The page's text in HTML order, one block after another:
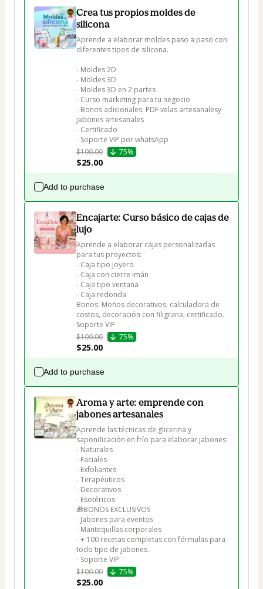
Crea tus propios moldes de
silicona
Aprende a elaborar moldes paso a paso con
diferentes tipos de silicona.
- Moldes 2D
- Moldes 3D
- Moldes 3D en 2 partes
- Curso marketing para tu negocio
- Bonos adicionales: PDF velas artesanalesy
jabones artesanales
- Certificado
- Soporte VIP por whatsApp
$100.00
75%
$25.00
Add to purchase
Encajarte: Curso básico de cajas de
lujo
Aprende a elaborar cajas personalizadas
para tus proyectos:
- Caja tipo joyero
- Caja con cierre imán
- Caja tipo ventana
- Caja redonda
Bonos: Moños decorativos, calculadora de
costos, decoración con filigrana, certificado.
Soporte VIP
$100.00
75%
$25.00
Add to purchase
Aroma y arte: emprende con
jabones artesanales
Aprende las técnicas de glicerina y
saponificación en frío para elaborar jabones:
- Naturales
- Faciales
- Exfoliantes
- Terapéuticos
- Decorativos
- Esotéricos
🎁BONOS EXCLUSIVOS
- Jabones para eventos
- Mantequillas corporales
- + 100 recetas completas con fórmulas para
todo tipo de jabones.
- Soporte VIP
$100.00
75%
$25.00